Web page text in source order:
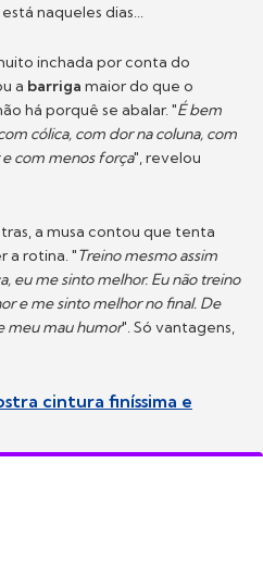
naqueles dias...
inchada por conta do
a barriga maior do que o
há porquê se abalar. "É bem
cólica, com dor na coluna, com
com menos força", revelou
a musa contou que tenta
a rotina. "Treino mesmo assim
eu me sinto melhor. Eu não treino
e me sinto melhor no final. De
meu mau humor". Só vantagens,
cintura finíssima e